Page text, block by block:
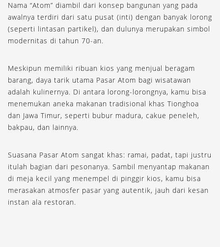
Nama “Atom” diambil dari konsep bangunan yang pada
awalnya terdiri dari satu pusat (inti) dengan banyak lorong
(seperti lintasan partikel), dan dulunya merupakan simbol
modernitas di tahun 70-an.
Meskipun memiliki ribuan kios yang menjual beragam
barang, daya tarik utama Pasar Atom bagi wisatawan
adalah kulinernya. Di antara lorong-lorongnya, kamu bisa
menemukan aneka makanan tradisional khas Tionghoa
dan Jawa Timur, seperti bubur madura, cakue peneleh,
bakpau, dan lainnya.
Suasana Pasar Atom sangat khas: ramai, padat, tapi justru
itulah bagian dari pesonanya. Sambil menyantap makanan
di meja kecil yang menempel di pinggir kios, kamu bisa
merasakan atmosfer pasar yang autentik, jauh dari kesan
instan ala restoran.